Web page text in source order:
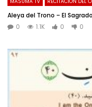
Aleya del Trono – El
0
1.1K 0 0